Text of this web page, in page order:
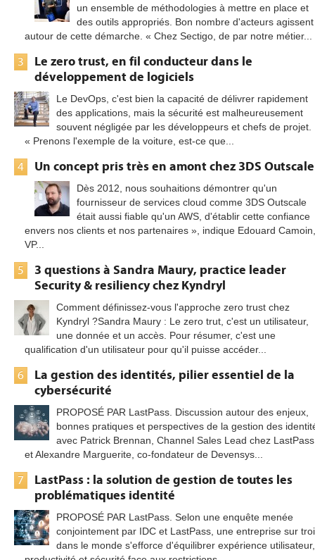
un ensemble de méthodologies à mettre en place et
des outils appropriés. Bon nombre d'acteurs agissent
autour de cette démarche. « Chez Sectigo, de par notre métier...
3
Le zero trust, en fil conducteur dans le
développement de logiciels
Le DevOps, c'est bien la capacité de délivrer rapidement
des applications, mais la sécurité est malheureusement
souvent négligée par les développeurs et chefs de projet.
« Prenons l'exemple de la voiture, est-ce que...
4 Un concept pris très en amont chez 3DS Outscale
Dès 2012, nous souhaitions démontrer qu'un
fournisseur de services cloud comme 3DS Outscale
était aussi fiable qu'un AWS, d'établir cette confiance
envers nos clients et nos partenaires », indique Edouard Camoin,
VP...
5
3 questions à Sandra Maury, practice leader
Security & resiliency chez Kyndryl
Comment définissez-vous l'approche zero trust chez
Kyndryl ?Sandra Maury : Le zero trut, c'est un utilisateur,
une donnée et un accès. Pour résumer, c'est une
qualification d'un utilisateur pour qu'il puisse accéder...
6
La gestion des identités, pilier essentiel de la
cybersécurité
PROPOSÉ PAR LastPass. Discussion autour des enjeux,
bonnes pratiques et perspectives de la gestion des
avec Patrick Brennan, Channel Sales Lead chez LastPass
et Alexandre Marguerite, co-fondateur de Devensys...
7
LastPass : la solution de gestion de toutes les
problématiques identité
PROPOSÉ PAR LastPass. Selon une enquête menée
conjointement par IDC et LastPass, une entreprise sur
dans le monde s'efforce d'équilibrer expérience utilisateur,